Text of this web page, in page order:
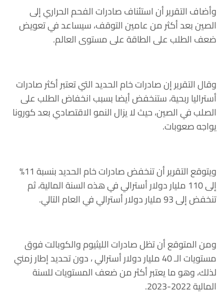
وأضاف التقرير أن استئناف صادرات الفحم الحراري إلى
الصين بعد أكثر من عامين التوقف، سيساعد في تعويض
ضعف الطلب على الطاقة على مستوى العالم.
وقال التقرير إن صادرات خام الحديد التي تعتبر أكثر صادرات
أستراليا ربحية، ستنخفض أيضا بسبب انخفاض الطلب على
الصلب في الصين، حيث لا يزال النمو الاقتصادي بعد كورونا
يواجه صعوبات.
ويتوقع التقرير أن تنخفض صادرات خام الحديد بنسبة 11%
إلى 110 مليار دولار أسترالي في هذه السنة المالية، ثم
تنخفض إلى 93 مليار دولار أسترالي في العام التالي.
ومن المتوقع أن تظل صادرات الليثيوم والكوبالت فوق
مستويات الـ 40 مليار دولار أسترالي ، دون تحديد إطار زمني
لذلك، وهو ما يعتبر أكثر من ضعف المستويات للسنة
المالية 2022-2023.